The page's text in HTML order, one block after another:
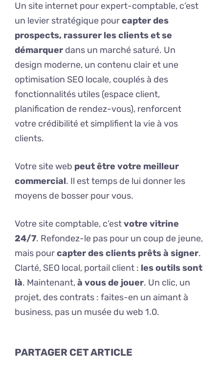
Un site internet pour expert-comptable, c’est
un levier stratégique pourcapter des
prospects, rassurer les clients et se
démarquer dans un marché saturé. Un
design moderne, un contenu clair et une
optimisation SEO locale, couplés à des
fonctionnalités utiles (espace client,
planification de rendez-vous), renforcent
votre crédibilité et simplifient la vie à vos
clients.
Votre site web peut être votre meilleur
commercial. Il est temps de lui donner les
moyens de bosser pour vous.
Votre site comptable, c’estvotre vitrine
24/7. Refondez-le pas pour un coup de jeune,
mais pourcapter des clients prêts à signer.
Clarté, SEO local, portail client : les outils sont
là. Maintenant,à vous de jouer. Un clic, un
projet, des contrats : faites-en un aimant à
business, pas un musée du web 1.0.
PARTAGER CET ARTICLE